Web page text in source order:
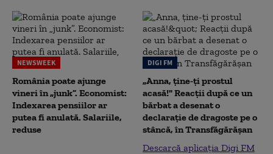
NEWSWEEK
România poate ajunge
vineri în „junk”. Economist:
Indexarea pensiilor ar
putea fi anulată. Salariile,
reduse
DIGI FM
„Anna, ţine-ţi prostul
acasă!" Reacţii după ce un
bărbat a desenat o
declaraţie de dragoste pe o
stâncă, în Transfăgărăşan
Descarcă aplicația Digi FM